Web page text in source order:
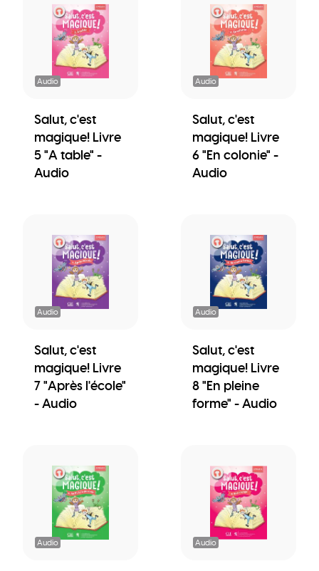
Audio
Salut, c'est
magique! Livre
5 "A table" -
Audio
Audio
Salut, c'est
magique! Livre
6 "En colonie" -
Audio
Audio
Salut, c'est
magique! Livre
7 "Après l'école"
- Audio
Audio
Salut, c'est
magique! Livre
8 "En pleine
forme" - Audio
Audio Audio